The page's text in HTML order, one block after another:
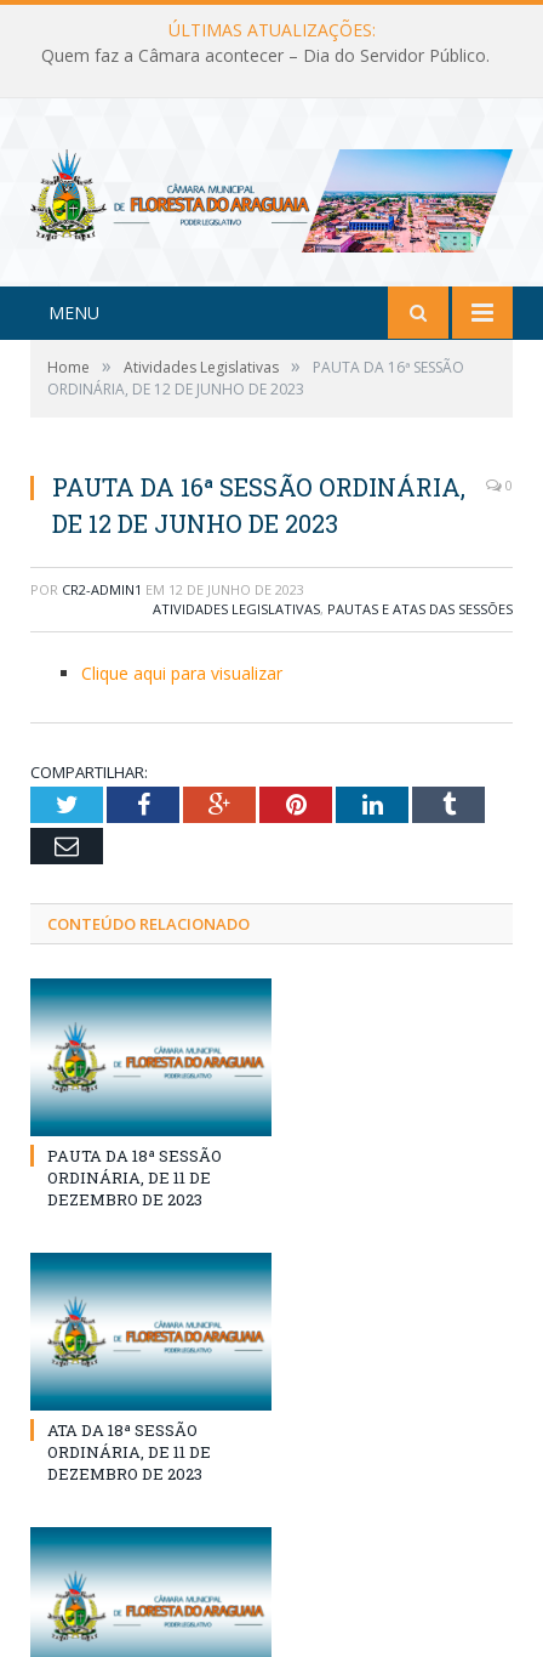
ÚLTIMAS ATUALIZAÇÕES:
Quem faz a Câmara acontecer – Dia do Servidor Público.
MENU
Home » Atividades Legislativas »
PAUTA DA 16ª SESSÃO
ORDINÁRIA, DE 12 DE JUNHO DE 2023
PAUTA DA 16ª SESSÃO ORDINÁRIA,
DE 12 DE JUNHO DE 2023
0
POR CR2-ADMIN1 EM 12 DE JUNHO DE 2023
ATIVIDADES LEGISLATIVAS, PAUTAS E ATAS DAS SESSÕES
Clique aqui para visualizar
COMPARTILHAR:
TwitterFacebookGoogle+PinterestLinkedInTumblr
Email
CONTEÚDO RELACIONADO
PAUTA DA 18ª SESSÃO
ORDINÁRIA, DE 11 DE
DEZEMBRO DE 2023
ATA DA 18ª SESSÃO
ORDINÁRIA, DE 11 DE
DEZEMBRO DE 2023